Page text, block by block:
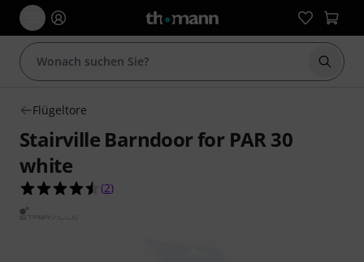
Suche
Flügeltore
Stairville Barndoor for PAR 30
white
4.5 von 5 Sternen aus 2 Kundenbewertungen
(2)